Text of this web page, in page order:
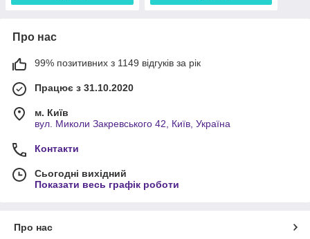
Про нас
99% позитивних з 1149 відгуків за рік
Працює з 31.10.2020
м. Київ
вул. Миколи Закревського 42, Київ, Україна
Контакти
Сьогодні вихідний
Показати весь графік роботи
Про нас